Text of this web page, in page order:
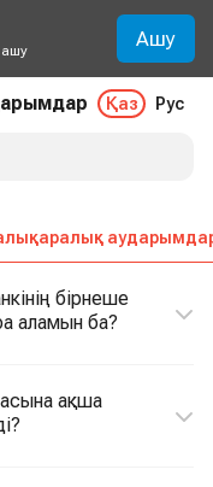
Ашу
Қаз Рус
бірнеше
аламын ба?
ақша